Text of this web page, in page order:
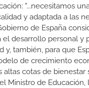
"...necesitamos
y adaptada a las
de España
el desarrollo personal y
y, también, para que
de crecimiento
altas cotas de bienestar
Ministro de Educación,